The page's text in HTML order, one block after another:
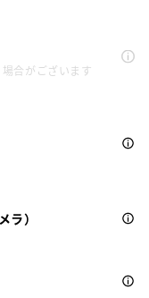
合がございます
ラ）